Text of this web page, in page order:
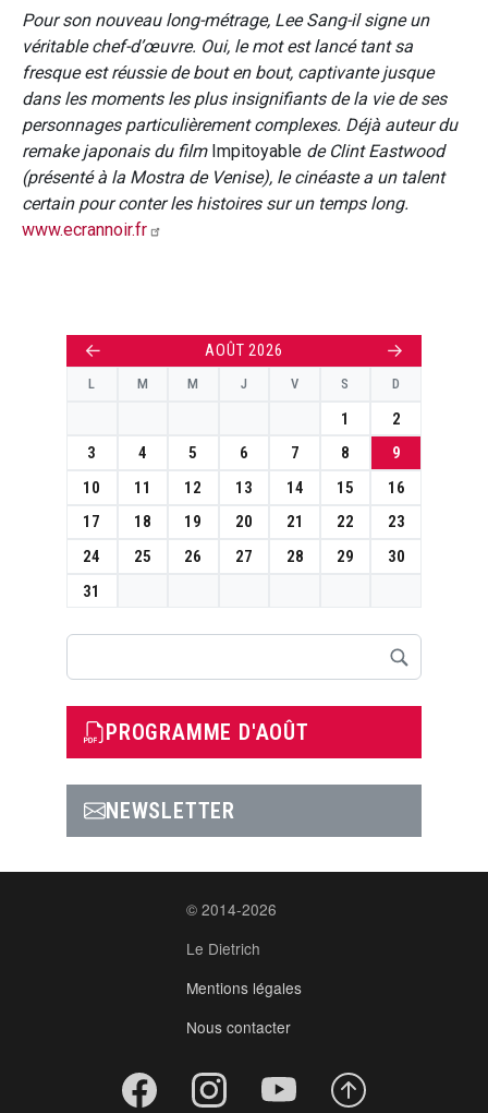
Pour son nouveau long-métrage, Lee Sang-il signe un
véritable chef-d’œuvre. Oui, le mot est lancé tant sa
fresque est réussie de bout en bout, captivante jusque
dans les moments les plus insignifiants de la vie de ses
personnages particulièrement complexes. Déjà auteur du
remake japonais du film Impitoyable de Clint Eastwood
(présenté à la Mostra de Venise), le cinéaste a un talent
certain pour conter les histoires sur un temps long.
www.ecrannoir.fr
← AOÛT 2026 →
L M M J V S D
1
2
3
4 5 6 7 8
9
10
11 12 13 14 15
16
17
18 19 20 21 22
23
24
25 26 27 28 29
30
31
PROGRAMME D'AOÛT
NEWSLETTER
© 2014-2026
Le Dietrich
Mentions légales
Nous contacter